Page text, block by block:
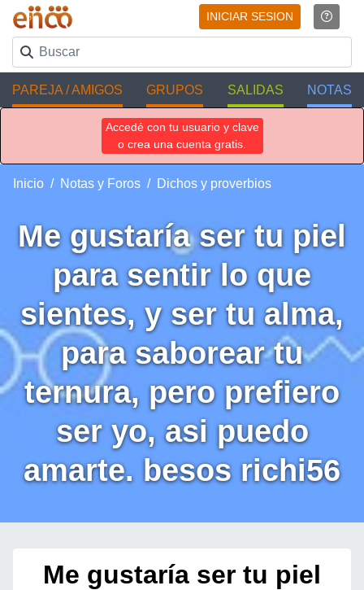
INICIAR SESION
PAREJA / AMIGOS GRUPOS SALIDAS NOTAS
Accedé con tu usuario y clave
o crea una cuenta gratis.
Inicio Notas y Foros Dichos y proverbios
Me gustaría ser tu piel
para sentir lo que
sientes, y ser tu alma,
para saborear tu
ternura, pero prefiero
ser yo, asi puedo
amarte. besos richi56
Me gustaría ser tu piel